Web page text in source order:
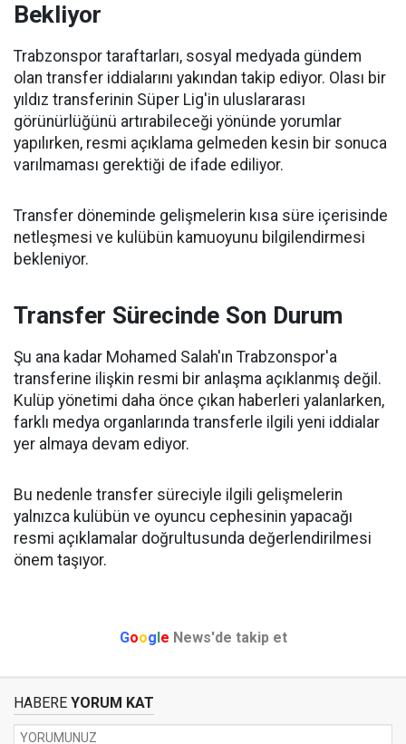
Bekliyor
Trabzonspor taraftarları, sosyal medyada gündem
olan transfer iddialarını yakından takip ediyor. Olası bir
yıldız transferinin Süper Lig'in uluslararası
görünürlüğünü artırabileceği yönünde yorumlar
yapılırken, resmi açıklama gelmeden kesin bir sonuca
varılmaması gerektiği de ifade ediliyor.
Transfer döneminde gelişmelerin kısa süre içerisinde
netleşmesi ve kulübün kamuoyunu bilgilendirmesi
bekleniyor.
Transfer Sürecinde Son Durum
Şu ana kadar Mohamed Salah'ın Trabzonspor'a
transferine ilişkin resmi bir anlaşma açıklanmış değil.
Kulüp yönetimi daha önce çıkan haberleri yalanlarken,
farklı medya organlarında transferle ilgili yeni iddialar
yer almaya devam ediyor.
Bu nedenle transfer süreciyle ilgili gelişmelerin
yalnızca kulübün ve oyuncu cephesinin yapacağı
resmi açıklamalar doğrultusunda değerlendirilmesi
önem taşıyor.
Goog e News'de takip et
HABERE YORUM KAT